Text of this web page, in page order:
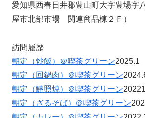
愛知県西春日井郡豊山町大字豊場字
屋市北部市場 関連商品棟２Ｆ）
訪問履歴
朝定（炒飯）＠喫茶グリーン2025.1
朝定（回鍋肉）＠喫茶グリーン
朝定（鰆照焼）＠喫茶グリーン
朝定（ざるそば）＠喫茶グリーン